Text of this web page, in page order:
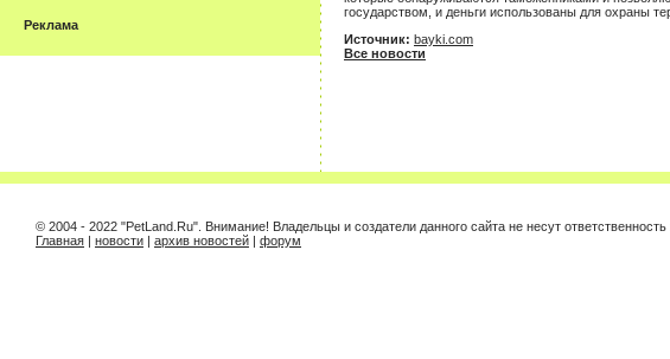
Реклама
государством, и деньги использованы для охраны
Источник: bayki.com
Все новости
© 2004 - 2022 "PetLand.Ru". Внимание! Владельцы и создатели данного сайта не несут
Главная | новости | архив новостей | форум